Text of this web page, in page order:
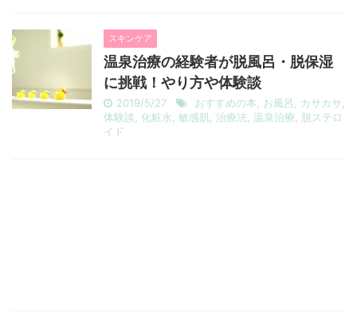
スキンケア
温泉治療の経験者が脱風呂・脱保湿
に挑戦！やり方や体験談
2019/5/27 おすすめの本 お風呂 カサカサ
体験談 化粧水 敏感肌 治療法 温泉治療
脱ステロ
イド